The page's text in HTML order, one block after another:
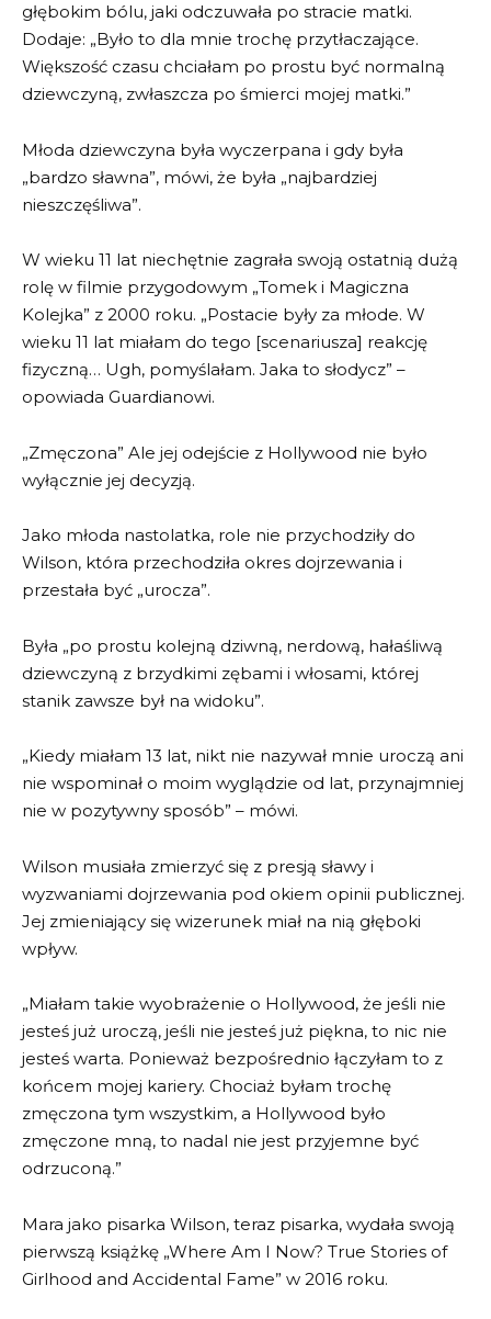
głębokim bólu, jaki odczuwała po stracie matki.
Dodaje: „Było to dla mnie trochę przytłaczające.
Większość czasu chciałam po prostu być normalną
dziewczyną, zwłaszcza po śmierci mojej matki.”
Młoda dziewczyna była wyczerpana i gdy była
„bardzo sławna”, mówi, że była „najbardziej
nieszczęśliwa”.
W wieku 11 lat niechętnie zagrała swoją ostatnią dużą
rolę w filmie przygodowym „Tomek i Magiczna
Kolejka” z 2000 roku. „Postacie były za młode. W
wieku 11 lat miałam do tego [scenariusza] reakcję
fizyczną… Ugh, pomyślałam. Jaka to słodycz” –
opowiada Guardianowi.
„Zmęczona” Ale jej odejście z Hollywood nie było
wyłącznie jej decyzją.
Jako młoda nastolatka, role nie przychodziły do
Wilson, która przechodziła okres dojrzewania i
przestała być „urocza”.
Była „po prostu kolejną dziwną, nerdową, hałaśliwą
dziewczyną z brzydkimi zębami i włosami, której
stanik zawsze był na widoku”.
„Kiedy miałam 13 lat, nikt nie nazywał mnie uroczą ani
nie wspominał o moim wyglądzie od lat, przynajmniej
nie w pozytywny sposób” – mówi.
Wilson musiała zmierzyć się z presją sławy i
wyzwaniami dojrzewania pod okiem opinii publicznej.
Jej zmieniający się wizerunek miał na nią głęboki
wpływ.
„Miałam takie wyobrażenie o Hollywood, że jeśli nie
jesteś już uroczą, jeśli nie jesteś już piękna, to nic nie
jesteś warta. Ponieważ bezpośrednio łączyłam to z
końcem mojej kariery. Chociaż byłam trochę
zmęczona tym wszystkim, a Hollywood było
zmęczone mną, to nadal nie jest przyjemne być
odrzuconą.”
Mara jako pisarka Wilson, teraz pisarka, wydała swoją
pierwszą książkę „Where Am I Now? True Stories of
Girlhood and Accidental Fame” w 2016 roku.